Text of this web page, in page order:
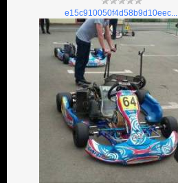
e15c910050f4d58b9d10eec...